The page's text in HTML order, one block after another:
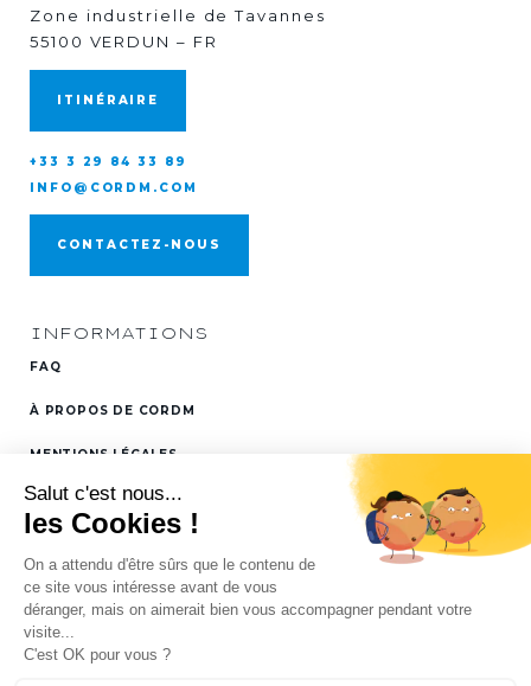
Zone industrielle de Tavannes
55100 VERDUN – FR
ITINÉRAIRE
+33 3 29 84 33 89
INFO@CORDM.COM
CONTACTEZ-NOUS
INFORMATIONS
FAQ
À PROPOS DE CORDM
MENTIONS LÉGALES
RETROUVEZ NOUS SUR